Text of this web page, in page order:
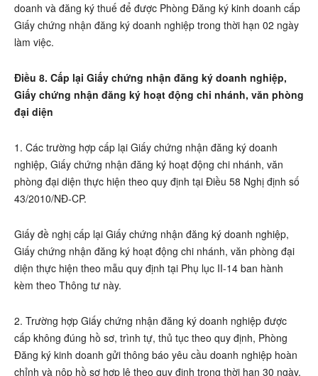
doanh và đăng ký thuế để được Phòng Đăng ký kinh doanh cấp
Giấy chứng nhận đăng ký doanh nghiệp trong thời hạn 02 ngày
làm việc.
Điều 8. Cấp lại Giấy chứng nhận đăng ký doanh nghiệp,
Giấy chứng nhận đăng ký hoạt động chi nhánh, văn phòng
đại diện
1. Các trường hợp cấp lại Giấy chứng nhận đăng ký doanh
nghiệp, Giấy chứng nhận đăng ký hoạt động chi nhánh, văn
phòng đại diện thực hiện theo quy định tại Điều 58 Nghị định số
43/2010/NĐ-CP.
Giấy đề nghị cấp lại Giấy chứng nhận đăng ký doanh nghiệp,
Giấy chứng nhận đăng ký hoạt động chi nhánh, văn phòng đại
diện thực hiện theo mẫu quy định tại Phụ lục II-14 ban hành
kèm theo Thông tư này.
2. Trường hợp Giấy chứng nhận đăng ký doanh nghiệp được
cấp không đúng hồ sơ, trình tự, thủ tục theo quy định, Phòng
Đăng ký kinh doanh gửi thông báo yêu cầu doanh nghiệp hoàn
chỉnh và nộp hồ sơ hợp lệ theo quy định trong thời hạn 30 ngày,